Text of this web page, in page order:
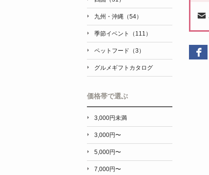
九州・沖縄（54）
季節イベント（111）
ペットフード（3）
グルメギフトカタログ
価格帯で選ぶ
3,000円未満
3,000円〜
5,000円〜
7,000円〜